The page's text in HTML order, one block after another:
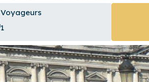
Voyageurs